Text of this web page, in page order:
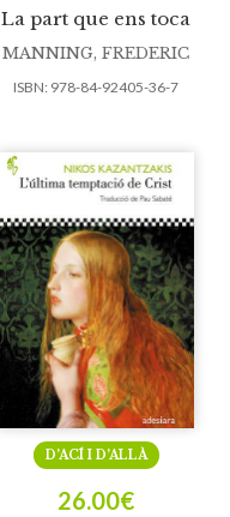
La part que ens toca
MANNING, FREDERIC
ISBN: 978-84-92405-36-7
D’ACÍ I D’ALLÀ
26.00€